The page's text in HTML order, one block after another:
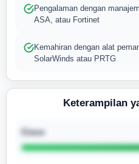
Pengalaman dengan
ASA, atau Fortinet
Kemahiran dengan alat
SolarWinds atau PRTG
Keterampilan
Cisco